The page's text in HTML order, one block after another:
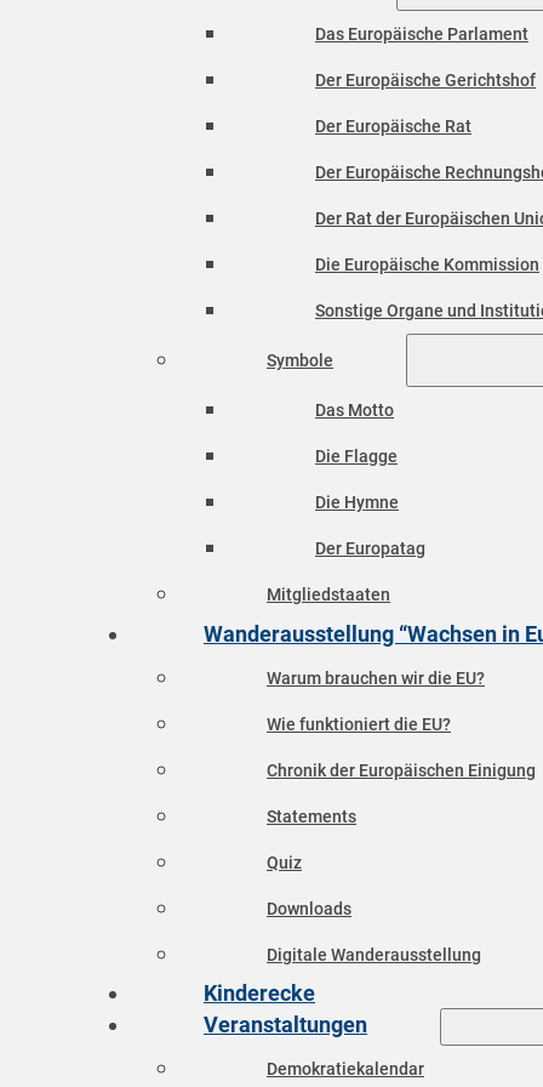
Das Europäische Parlament
Der Europäische Gerichtshof
Der Europäische Rat
Der Europäische
Der Rat der Europäischen
Die Europäische Kommission
Sonstige Organe und
Symbole
Das Motto
Die Flagge
Die Hymne
Der Europatag
Mitgliedstaaten
Wanderausstellung “Wachsen in
Warum brauchen wir die EU?
Wie funktioniert die EU?
Chronik der Europäischen Einigung
Statements
Quiz
Downloads
Digitale Wanderausstellung
Kinderecke
Veranstaltungen
Demokratiekalendar